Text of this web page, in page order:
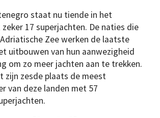
staat nu tiende in het
17 superjachten. De naties die
Zee werken de laatste
uitbouwen van hun aanwezigheid
om zo meer jachten aan te trekken.
zijn zesde plaats de meest
van deze landen met 57